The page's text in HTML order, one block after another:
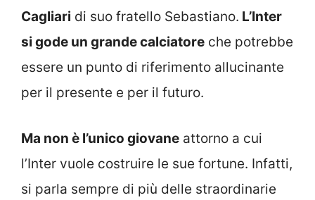
Cagliari di suo fratello Sebastiano. L’Inter
si gode un grande calciatore che potrebbe
essere un punto di riferimento allucinante
per il presente e per il futuro.
Ma non è l’unico giovane attorno a cui
l’Inter vuole costruire le sue fortune. Infatti,
si parla sempre di più delle straordinarie